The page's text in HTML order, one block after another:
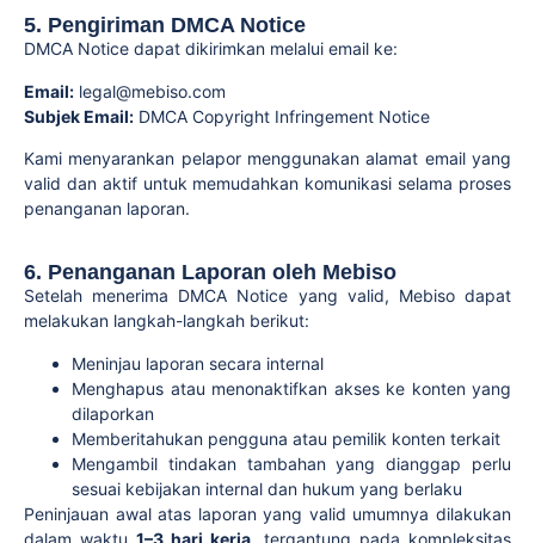
5. Pengiriman DMCA Notice
DMCA Notice dapat dikirimkan melalui email ke:
Email: legal@mebiso.com
Subjek Email: DMCA Copyright Infringement Notice
Kami menyarankan pelapor menggunakan alamat email yang
valid dan aktif untuk memudahkan komunikasi selama proses
penanganan laporan.
6. Penanganan Laporan oleh Mebiso
Setelah menerima DMCA Notice yang valid, Mebiso dapat
melakukan langkah-langkah berikut:
Meninjau laporan secara internal
Menghapus atau menonaktifkan akses ke konten yang
dilaporkan
Memberitahukan pengguna atau pemilik konten terkait
Mengambil tindakan tambahan yang dianggap perlu
sesuai kebijakan internal dan hukum yang berlaku
Peninjauan awal atas laporan yang valid umumnya dilakukan
dalam waktu 1–3 hari kerja, tergantung pada kompleksitas